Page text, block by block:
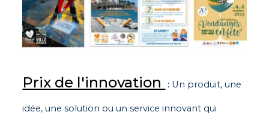
Prix de l'innovation : Un produit, une
idée, une solution ou un service innovant qui